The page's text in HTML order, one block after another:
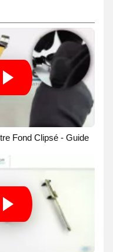
Fond Clipsé - Guide